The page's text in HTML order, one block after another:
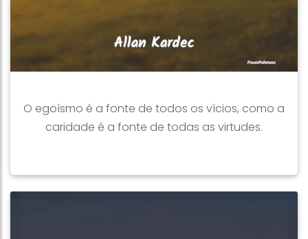
O egoísmo é a fonte de todos os vícios, como a
caridade é a fonte de todas as virtudes.